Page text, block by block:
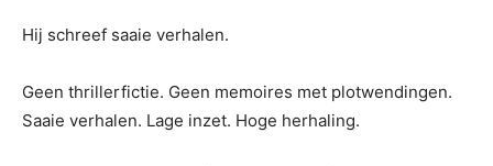
Hij schreef saaie verhalen.
Geen thrillerfictie. Geen memoires met plotwendingen.
Saaie verhalen. Lage inzet. Hoge herhaling.